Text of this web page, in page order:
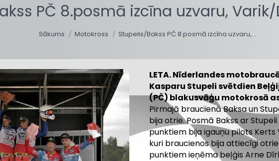
PČ 8.posmā izcīna uzvaru,
Sākums Motokross Stupelis/Bakss PČ 8.posmā izcīna uzvaru,…
LETA. Nīderlandes
Kasparu Stupeli svētdien
(PČ) blakusvāģu motokrosā
Pirmajā braucienā Baksa un
bija otrie. Posmā Bakss ar
punktiem bija igauņu pilots
kuri braucienos bija attiecīgi
punktiem ieņēma beļģis Arne